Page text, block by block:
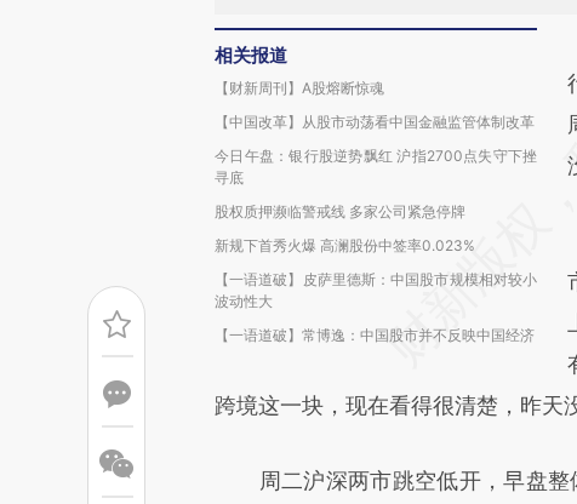
相关报道
【财新周刊】A股熔断惊魂
【中国改革】从股市动荡看中国金融监管体制改革
今日午盘：银行股逆势飘红 沪指2700点失守下挫
寻底
股权质押濒临警戒线 多家公司紧急停牌
新规下首秀火爆 高澜股份中签率0.023%
【一语道破】皮萨里德斯：中国股市规模相对较小
波动性大
【一语道破】常博逸：中国股市并不反映中国经济
跨境这一块，现在看得很清楚，昨天
周二沪深两市跳空低开，早盘整